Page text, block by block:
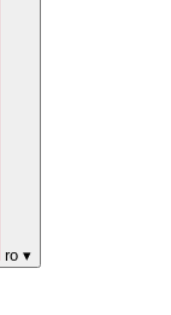
ro ▾